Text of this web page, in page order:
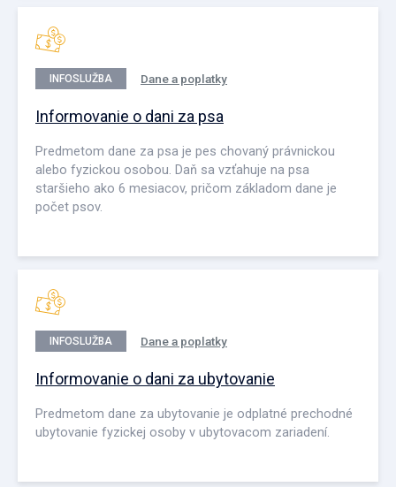
INFOSLUŽBA Dane a poplatky
Informovanie o dani za psa
Predmetom dane za psa je pes chovaný právnickou
alebo fyzickou osobou. Daň sa vzťahuje na psa
staršieho ako 6 mesiacov, pričom základom dane je
počet psov.
INFOSLUŽBA Dane a poplatky
Informovanie o dani za ubytovanie
Predmetom dane za ubytovanie je odplatné prechodné
ubytovanie fyzickej osoby v ubytovacom zariadení.